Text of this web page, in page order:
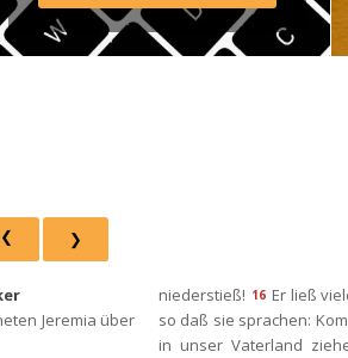
Instagram: http://elim.wien
Facebook:
https://www.facebook.com/elimwien/
Jeremia über
niederstieß! 16 Er ließ
o daß sie sprachen:
in unser Vaterland